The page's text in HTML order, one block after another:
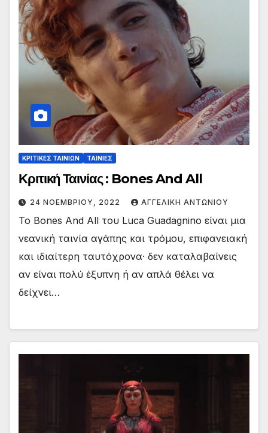
ΚΡΙΤΙΚΕΣ ΤΑΙΝΙΩΝ ΤΑΙΝΙΕΣ
Κριτική Ταινίας : Bones And All
24 ΝΟΕΜΒΡΊΟΥ, 2022 ΑΓΓΕΛΙΚΉ ΑΝΤΩΝΊΟΥ
Το Bones And All του Luca Guadagnino είναι μια
νεανική ταινία αγάπης και τρόμου, επιφανειακή
και ιδιαίτερη ταυτόχρονα· δεν καταλαβαίνεις
αν είναι πολύ έξυπνη ή αν απλά θέλει να
δείχνει…